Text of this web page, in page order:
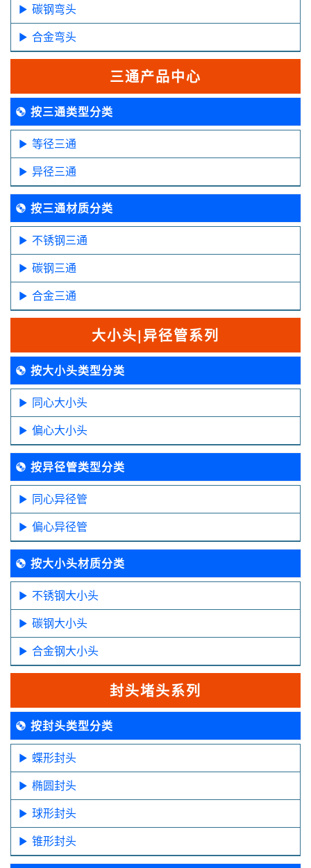
碳钢弯头
合金弯头
三通产品中心
按三通类型分类
等径三通
异径三通
按三通材质分类
不锈钢三通
碳钢三通
合金三通
大小头|异径管系列
按大小头类型分类
同心大小头
偏心大小头
按异径管类型分类
同心异径管
偏心异径管
按大小头材质分类
不锈钢大小头
碳钢大小头
合金钢大小头
封头堵头系列
按封头类型分类
蝶形封头
椭圆封头
球形封头
锥形封头